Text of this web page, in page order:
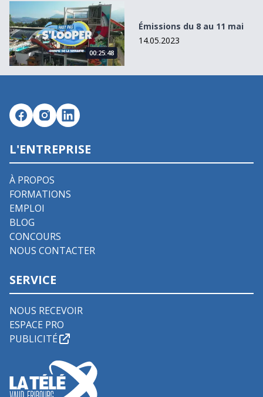
Émissions du 8 au 11 mai
00:25:48
Émissions du 8 au 11 mai
14.05.2023
L'ENTREPRISE
À PROPOS
FORMATIONS
EMPLOI
BLOG
CONCOURS
NOUS CONTACTER
SERVICE
NOUS RECEVOIR
ESPACE PRO
PUBLICITÉ